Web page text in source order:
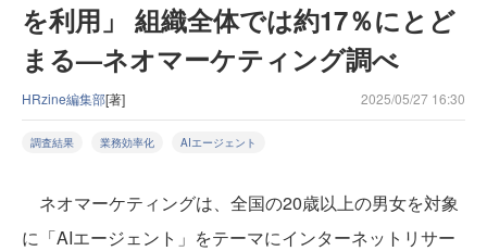
を利用」 組織全体では約17％にとど
まる—ネオマーケティング調べ
HRzine編集部[著] 2025/05/27 16:30
調査結果 業務効率化 AIエージェント
ネオマーケティングは、全国の20歳以上の男女を対象
に「AIエージェント」をテーマにインターネットリサー